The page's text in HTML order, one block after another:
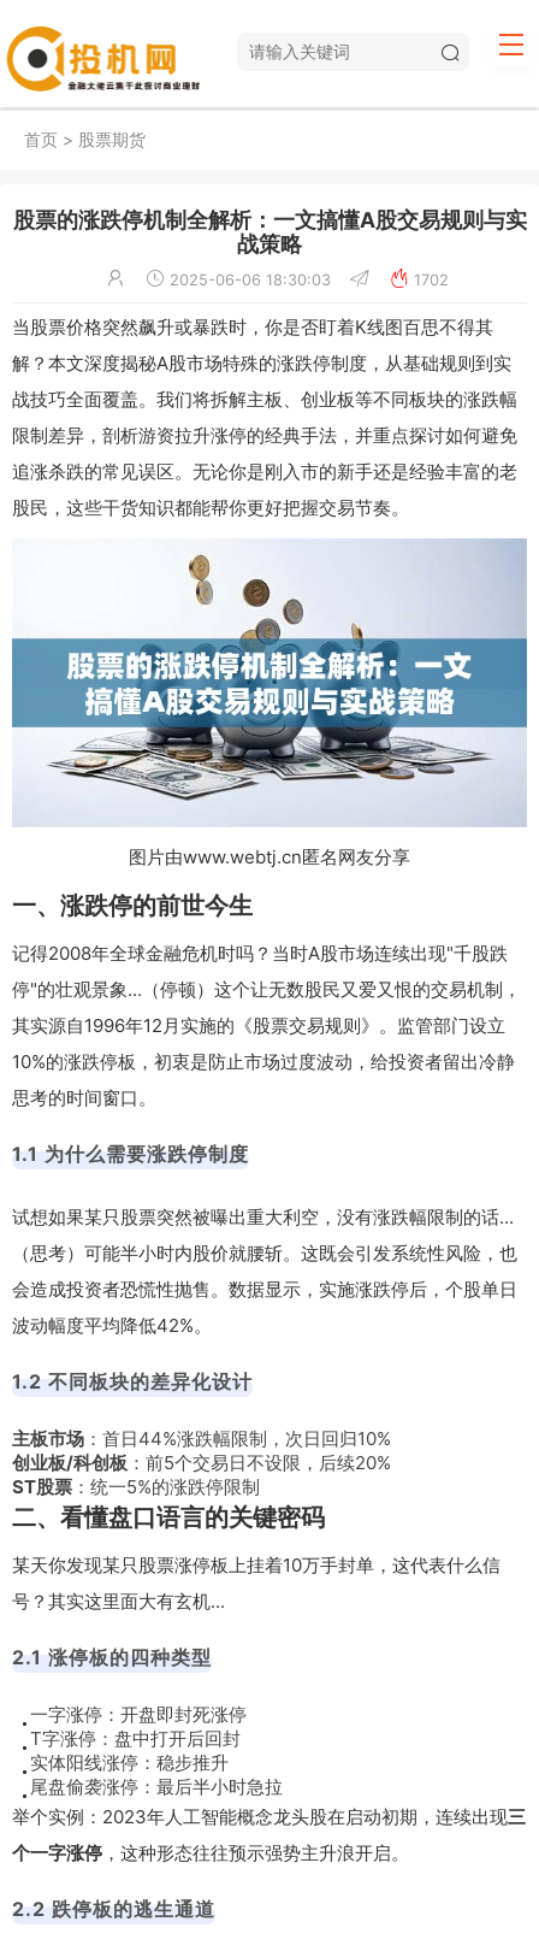
首页 > 股票期货
股票的涨跌停机制全解析：一文搞懂A股交易规则与实
战策略
2025-06-06 18:30:03 1702
当股票价格突然飙升或暴跌时，你是否盯着K线图百思不得其
解？本文深度揭秘A股市场特殊的涨跌停制度，从基础规则到实
战技巧全面覆盖。我们将拆解主板、创业板等不同板块的涨跌幅
限制差异，剖析游资拉升涨停的经典手法，并重点探讨如何避免
追涨杀跌的常见误区。无论你是刚入市的新手还是经验丰富的老
股民，这些干货知识都能帮你更好把握交易节奏。
图片由www.webtj.cn匿名网友分享
一、涨跌停的前世今生
记得2008年全球金融危机时吗？当时A股市场连续出现"千股跌
停"的壮观景象...（停顿）这个让无数股民又爱又恨的交易机制，
其实源自1996年12月实施的《股票交易规则》。监管部门设立
10%的涨跌停板，初衷是防止市场过度波动，给投资者留出冷静
思考的时间窗口。
1.1 为什么需要涨跌停制度
试想如果某只股票突然被曝出重大利空，没有涨跌幅限制的话...
（思考）可能半小时内股价就腰斩。这既会引发系统性风险，也
会造成投资者恐慌性抛售。数据显示，实施涨跌停后，个股单日
波动幅度平均降低42%。
1.2 不同板块的差异化设计
主板市场 ：首日44%涨跌幅限制，次日回归10%
创业板/科创板 ：前5个交易日不设限，后续20%
ST股票 ：统一5%的涨跌停限制
二、看懂盘口语言的关键密码
某天你发现某只股票涨停板上挂着10万手封单，这代表什么信
号？其实这里面大有玄机...
2.1 涨停板的四种类型
一字涨停：开盘即封死涨停
T字涨停：盘中打开后回封
实体阳线涨停：稳步推升
尾盘偷袭涨停：最后半小时急拉
举个实例：2023年人工智能概念龙头股在启动初期，连续出现三
个一字涨停 ，这种形态往往预示强势主升浪开启。
2.2 跌停板的逃生通道